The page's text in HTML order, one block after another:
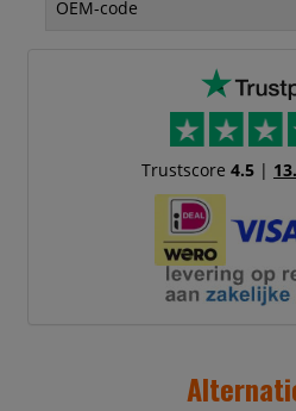
OEM-code
Trustscore 4.5|